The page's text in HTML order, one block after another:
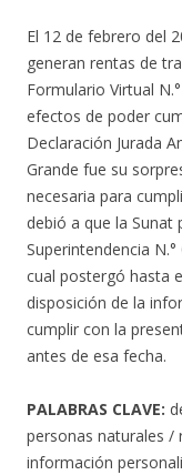
El 12 de febrero del
generan rentas de
Formulario Virtual
efectos de poder
Declaración Jurada
Grande fue su
necesaria para
debió a que la Sunat
Superintendencia
cual postergó hasta
disposición de la
cumplir con la
antes de esa fecha.
PALABRAS CLAVE:
personas naturales /
información